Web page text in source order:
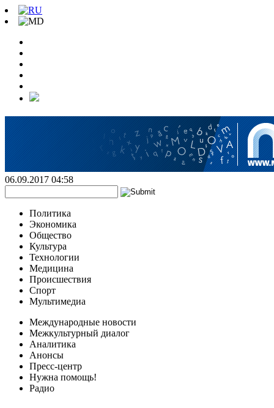
06.09.2017 04:58
Политика
Экономика
Общество
Культура
Технологии
Медицина
Происшествия
Спорт
Мультимедиа
Международные новости
Межкультурный диалог
Аналитика
Анонсы
Пресс-центр
Нужна помощь!
Радио